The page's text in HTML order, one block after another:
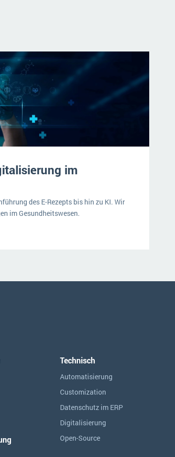
im
des E-Rezepts bis hin zu KI. Wir
im Gesundheitswesen.
Technisch
Automatisierung
Customization
Datenschutz im ERP
Digitalisierung
Open-Source